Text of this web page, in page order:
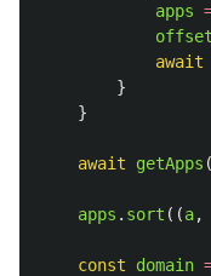
apps
offset
await
}
}
await getApps
apps . sort ((a,
const domain